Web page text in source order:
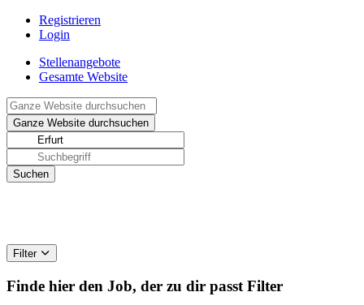
Registrieren
Login
Stellenangebote
Gesamte Website
Filter
Finde hier den Job, der zu dir passt Filter